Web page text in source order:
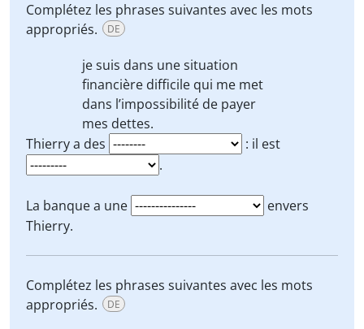
Complétez les phrases suivantes avec les mots
appropriés.
DE
je suis dans une situation
financière difficile qui me met
dans l’impossibilité de payer
mes dettes.
Thierry a des
: il est
.
La banque a une
envers
Thierry.
Complétez les phrases suivantes avec les mots
appropriés.
DE